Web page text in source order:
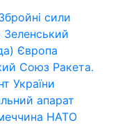
сили
Європа
Союз Ракета.
України
апарат
НАТО